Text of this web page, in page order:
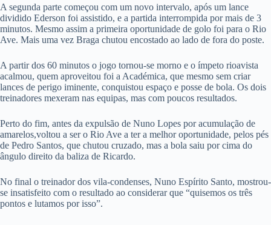
A segunda parte começou com um novo intervalo, após um lance
dividido Ederson foi assistido, e a partida interrompida por mais de 3
minutos. Mesmo assim a primeira oportunidade de golo foi para o Rio
Ave. Mais uma vez Braga chutou encostado ao lado de fora do poste.
A partir dos 60 minutos o jogo tornou-se morno e o ímpeto rioavista
acalmou, quem aproveitou foi a Académica, que mesmo sem criar
lances de perigo iminente, conquistou espaço e posse de bola. Os dois
treinadores mexeram nas equipas, mas com poucos resultados.
Perto do fim, antes da expulsão de Nuno Lopes por acumulação de
amarelos,voltou a ser o Rio Ave a ter a melhor oportunidade, pelos pés
de Pedro Santos, que chutou cruzado, mas a bola saiu por cima do
ângulo direito da baliza de Ricardo.
No final o treinador dos vila-condenses, Nuno Espírito Santo, mostrou-
se insatisfeito com o resultado ao considerar que “quisemos os três
pontos e lutamos por isso”.